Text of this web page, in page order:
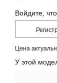
Войдите,
Цена
У этой